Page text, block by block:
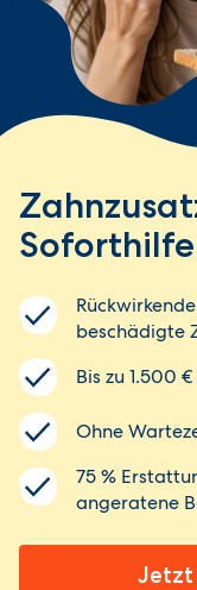
Soforthilfe
beschädigte
Bis zu 1.500
Ohne
75 %
angeratene
Jetzt